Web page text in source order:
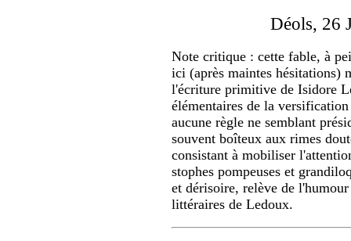
Déols, 26
Note critique : cette fable, à
ici (après maintes hésitations)
l'écriture primitive de Isidore
élémentaires de la
aucune règle ne semblant
souvent boîteux aux rimes
consistant à mobiliser
stophes pompeuses et
et dérisoire, relève de
littéraires de Ledoux.